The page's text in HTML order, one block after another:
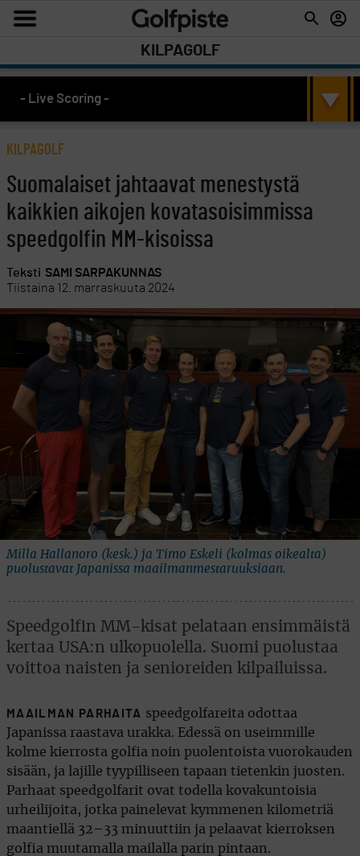
KILPAGOLF
- Live Scoring -
KILPAGOLF
Suomalaiset jahtaavat menestystä
kaikkien aikojen kovatasoisimmissa
speedgolfin MM-kisoissa
Teksti SAMI SARPAKUNNAS
Tiistaina 12. marraskuuta 2024
Milla Hallanoro (kesk.) ja Timo Eskeli (kolmas oikealta)
puolustavat Japanissa maailmanmestaruuksiaan.
Speedgolfin MM-kisat pelataan ensimmäistä
kertaa USA:n ulkopuolella. Suomi puolustaa
voittoa naisten ja senioreiden kilpailuissa.
MAAILMAN PARHAITA speedgolfareita odottaa
Japanissa raastava urakka. Edessä on useimmille
kolme kierrosta golfia noin puolentoista vuorokauden
sisään, ja lajille tyypilliseen tapaan tietenkin juosten.
Parhaat speedgolfarit ovat todella kovakuntoisia
urheilijoita, jotka painelevat kymmenen kilometriä
maantiellä 32–33 minuuttiin ja pelaavat kierroksen
golfia muutamalla mailalla parin pintaan.